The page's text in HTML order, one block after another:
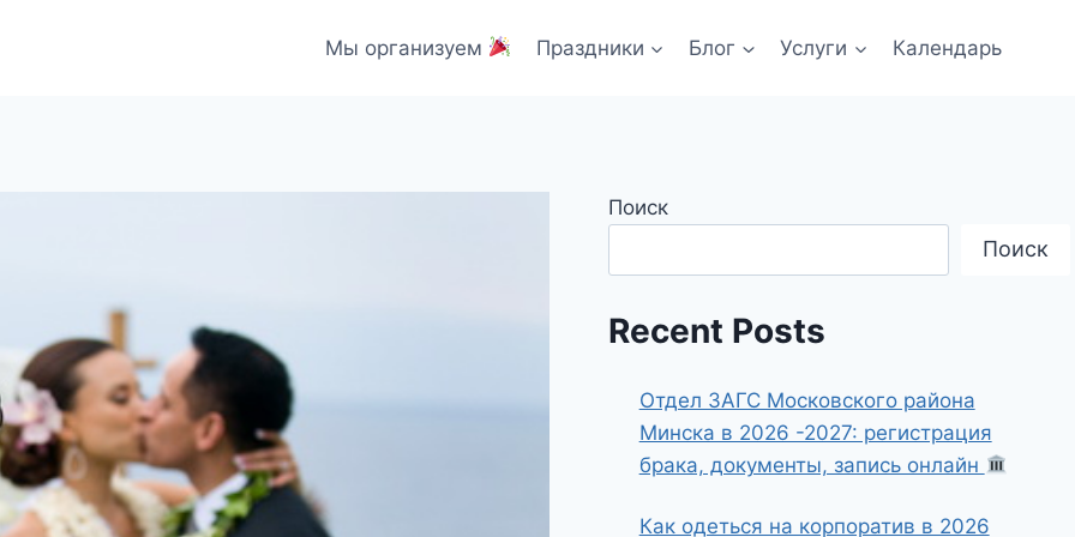
Мы организуем Праздники Блог Услуги Календарь
Поиск
Поиск
Recent Posts
Отдел ЗАГС Московского района
Минска в 2026 -2027: регистрация
брака, документы, запись онлайн
Как одеться на корпоратив в 2026